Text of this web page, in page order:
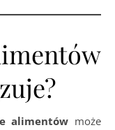
alimentów może